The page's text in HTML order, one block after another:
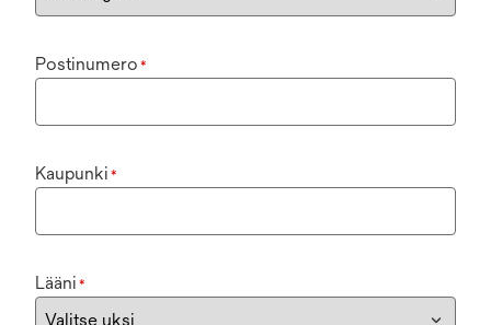
Postinumero *
Kaupunki *
Lääni *